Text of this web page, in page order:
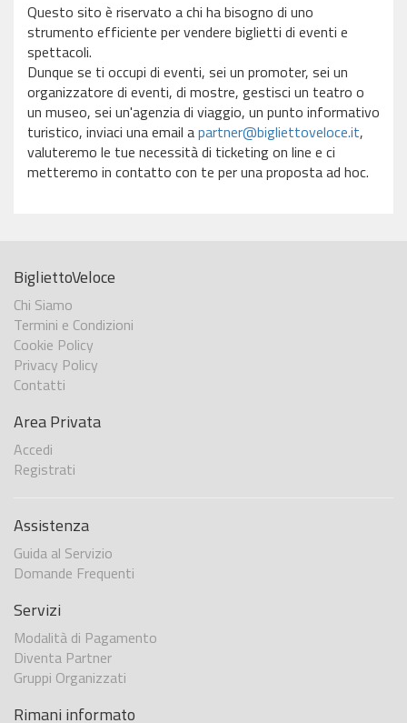
Questo sito è riservato a chi ha bisogno di uno
strumento efficiente per vendere biglietti di eventi e
spettacoli.
Dunque se ti occupi di eventi, sei un promoter, sei un
organizzatore di eventi, di mostre, gestisci un teatro o
un museo, sei un'agenzia di viaggio, un punto informativo
turistico, inviaci una email apartner@bigliettoveloce.it,
valuteremo le tue necessità di ticketing on line e ci
metteremo in contatto con te per una proposta ad hoc.
BigliettoVeloce
Chi Siamo
Termini e Condizioni
Cookie Policy
Privacy Policy
Contatti
Area Privata
Accedi
Registrati
Assistenza
Guida al Servizio
Domande Frequenti
Servizi
Modalità di Pagamento
Diventa Partner
Gruppi Organizzati
Rimani informato